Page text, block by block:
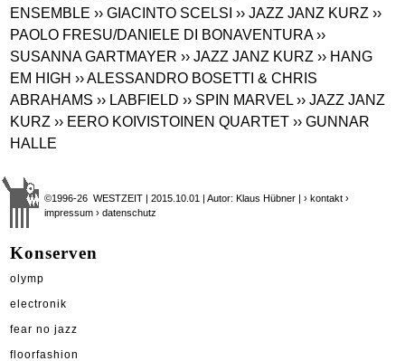
ENSEMBLE ›› GIACINTO SCELSI ›› JAZZ JANZ KURZ ››
PAOLO FRESU/DANIELE DI BONAVENTURA ››
SUSANNA GARTMAYER ›› JAZZ JANZ KURZ ›› HANG
EM HIGH ›› ALESSANDRO BOSETTI & CHRIS
ABRAHAMS ›› LABFIELD ›› SPIN MARVEL ›› JAZZ JANZ
KURZ ›› EERO KOIVISTOINEN QUARTET ›› GUNNAR
HALLE
©1996-26 WESTZEIT | 2015.10.01 | Autor: Klaus Hübner |› kontakt ›
impressum › datenschutz
Konserven
olymp
electronik
fear no jazz
floorfashion